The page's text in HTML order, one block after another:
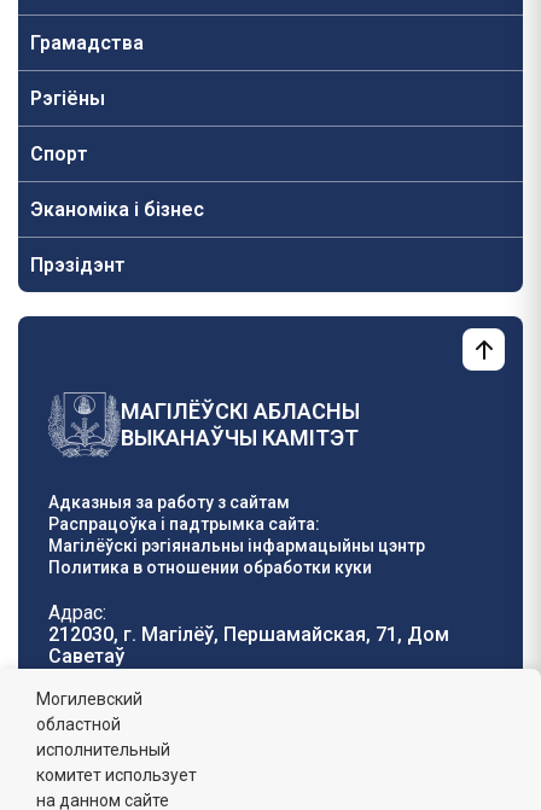
Грамадства
Рэгіёны
Спорт
Эканоміка і бізнес
Прэзідэнт
МАГІЛЁЎСКІ АБЛАСНЫ
ВЫКАНАЎЧЫ КАМІТЭТ
Адказныя за работу з сайтам
Распрацоўка і падтрымка сайта:
Магілёўскі рэгіянальны інфармацыйны цэнтр
Политика в отношении обработки куки
Адрас:
212030, г. Магілёў, Першамайская, 71, Дом
Саветаў
Тэлефон гарачай
лініі:
8 (0222) 71-32-55
Графік работы:
пн-пт: 8.00 - 17.00, сб-н: выхадны,
Могилевский
областной
исполнительный
комитет использует
на данном сайте